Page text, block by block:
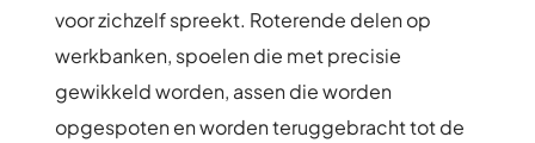
voor zichzelf spreekt. Roterende delen op
werkbanken, spoelen die met precisie
gewikkeld worden, assen die worden
opgespoten en worden teruggebracht tot de